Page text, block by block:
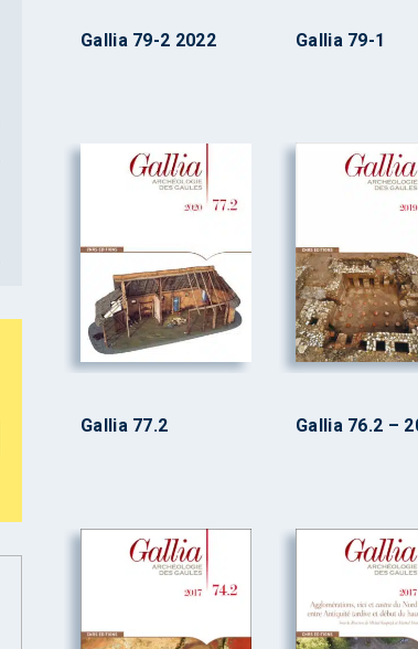
Gallia 79-2 2022 Gallia 79-1
Gallia 77.2 Gallia 76.2 –